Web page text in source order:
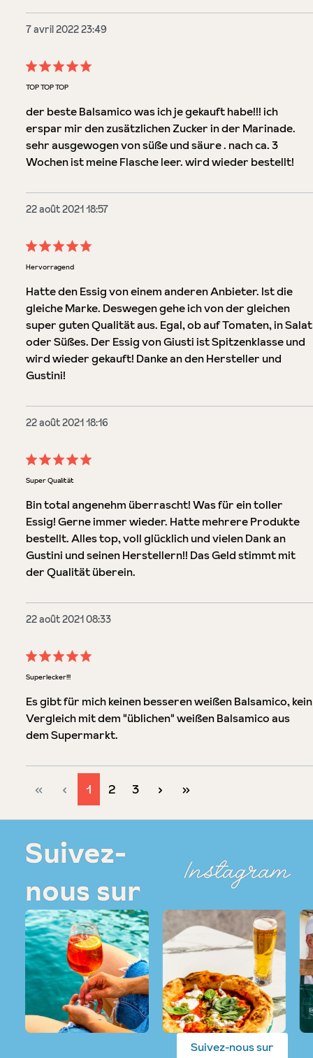
7 avril 2022 23:49
Évaluation avec une note de 5 sur 5 étoiles
TOP TOP TOP
der beste Balsamico was ich je gekauft habe!!! ich
erspar mir den zusätzlichen Zucker in der Marinade.
sehr ausgewogen von süße und säure . nach ca. 3
Wochen ist meine Flasche leer. wird wieder bestellt!
22 août 2021 18:57
Évaluation avec une note de 5 sur 5 étoiles
Hervorragend
Hatte den Essig von einem anderen Anbieter. Ist die
gleiche Marke. Deswegen gehe ich von der gleichen
super guten Qualität aus. Egal, ob auf Tomaten, in Salat
oder Süßes. Der Essig von Giusti ist Spitzenklasse und
wird wieder gekauft! Danke an den Hersteller und
Gustini!
22 août 2021 18:16
Évaluation avec une note de 5 sur 5 étoiles
Super Qualität
Bin total angenehm überrascht! Was für ein toller
Essig! Gerne immer wieder. Hatte mehrere Produkte
bestellt. Alles top, voll glücklich und vielen Dank an
Gustini und seinen Herstellern!! Das Geld stimmt mit
der Qualität überein.
22 août 2021 08:33
Évaluation avec une note de 5 sur 5 étoiles
Superlecker!!!
Es gibt für mich keinen besseren weißen Balsamico, kein
Vergleich mit dem "üblichen" weißen Balsamico aus
dem Supermarkt.
Page
1 Page
2 Page
3
Suivez-
nous sur
Instagram
Suivez-nous sur